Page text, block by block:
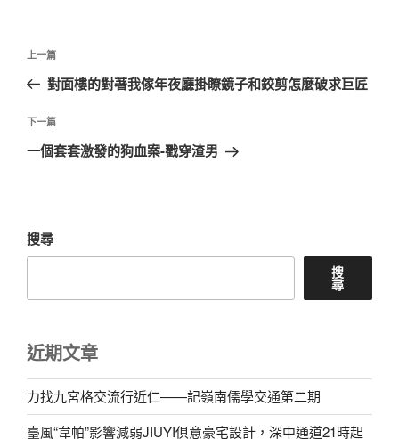
文
導
覽
上
一
文
上一篇
對面樓的對著我傢年夜廳掛瞭鏡子和鉸剪怎麼破求巨匠
下
一
下一篇
一個套套激發的狗血案-戳穿渣男
搜尋
搜
尋
近期文章
力找九宮格交流行近仁——記嶺南儒學交通第二期
臺風“韋帕”影響減弱JIUYI俱意豪宅設計，深中通道21時起